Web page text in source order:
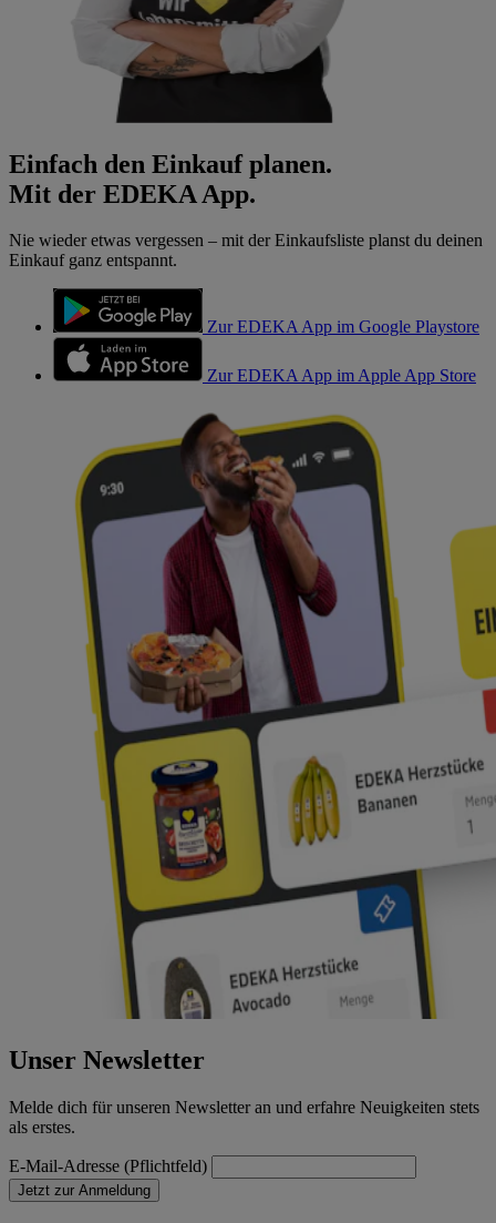
Einfach den Einkauf planen.
Mit der EDEKA App.
Nie wieder etwas vergessen – mit der Einkaufsliste planst du deinen
Einkauf ganz entspannt.
Zur EDEKA App im Google Playstore
Zur EDEKA App im Apple App Store
Unser Newsletter
Melde dich für unseren Newsletter an und erfahre Neuigkeiten stets
als erstes.
E-Mail-Adresse (Pflichtfeld)
Jetzt zur Anmeldung